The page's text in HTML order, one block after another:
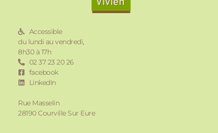
Accessible
du lundi au vendredi,
8h30 à 17h
02 37 23 20 26
facebook
LinkedIn
Rue Masselin
28190 Courville Sur Eure